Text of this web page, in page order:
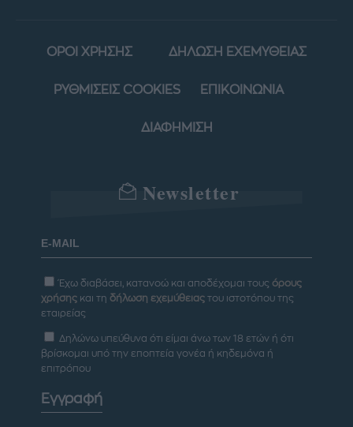
ΟΡΟΙ ΧΡΗΣΗΣ ΔΗΛΩΣΗ ΕΧΕΜΥΘΕΙΑΣ
ΡΥΘΜΙΣΕΙΣ COOKIES ΕΠΙΚΟΙΝΩΝΙΑ
ΔΙΑΦΗΜΙΣΗ
Newsletter
Έχω διαβάσει, κατανοώ και αποδέχομαι τους όρους
χρήσης και τη δήλωση εχεμύθειας του ιστοτόπου της
εταιρείας
Δηλώνω υπεύθυνα ότι είμαι άνω των 18 ετών ή ότι
βρίσκομαι υπό την εποπτεία γονέα ή κηδεμόνα ή
επιτρόπου
Εγγραφή